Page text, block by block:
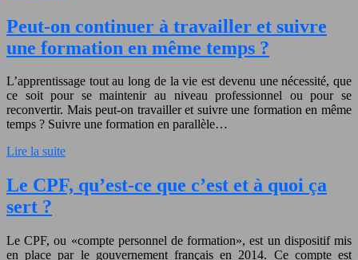
Peut-on continuer à travailler et suivre
une formation en même temps ?
L’apprentissage tout au long de la vie est devenu une nécessité, que
ce soit pour se maintenir au niveau professionnel ou pour se
reconvertir. Mais peut-on travailler et suivre une formation en même
temps ? Suivre une formation en parallèle…
Lire la suite
Le CPF, qu’est-ce que c’est et à quoi ça
sert ?
Le CPF, ou «compte personnel de formation», est un dispositif mis
en place par le gouvernement français en 2014. Ce compte est